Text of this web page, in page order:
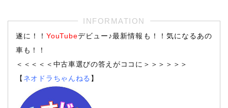
遂に！！YouTubeデビュー♪最新情報も！！気になるあの
車も！！
＜＜＜＜＜中古車選びの答えがココに＞＞＞＞＞＞
【 ネオドラちゃんねる 】